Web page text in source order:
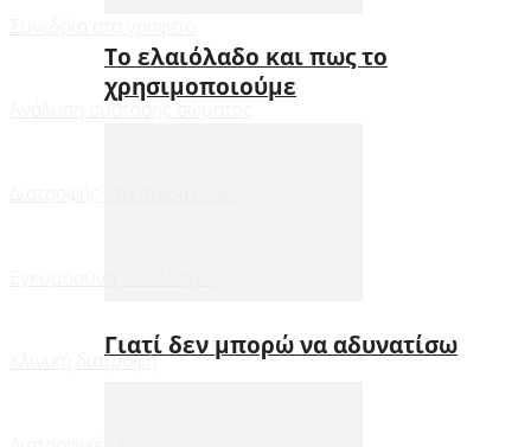
Το ελαιόλαδο και πως το
χρησιμοποιούμε
Γιατί δεν μπορώ να αδυνατίσω
Ανάλυση σύστασης σώματος
Κλινική διατροφή